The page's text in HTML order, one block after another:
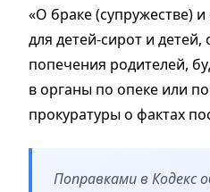
«О браке (супружестве)
для детей-сирот и детей,
попечения родителей,
в органы по опеке или
прокуратуры о фактах
Поправками в Кодекс